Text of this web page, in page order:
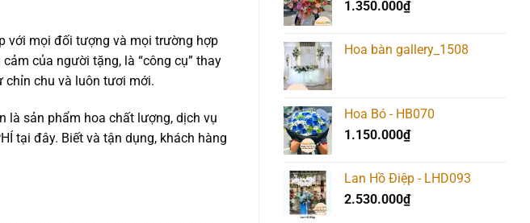
với mọi đối tượng và mọi trường hợp
của người tặng, là “công cụ” thay
chỉn chu và luôn tươi mới.
là sản phẩm hoa chất lượng, dịch vụ
tại đây. Biết và tận dụng, khách hàng
1.350.000₫
Hoa bàn gallery_1508
Hoa Bó - HB070
1.150.000₫
Lan Hồ Điệp - LHD093
2.530.000₫